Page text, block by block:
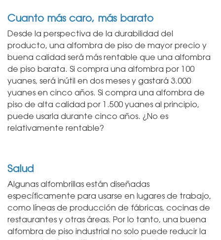
Cuanto más caro, más barato
Desde la perspectiva de la durabilidad del
producto, una alfombra de piso de mayor precio y
buena calidad será más rentable que una alfombra
de piso barata. Si compra una alfombra por 100
yuanes, será inútil en dos meses y gastará 3.000
yuanes en cinco años. Si compra una alfombra de
piso de alta calidad por 1.500 yuanes al principio,
puede usarla durante cinco años. ¿No es
relativamente rentable?
Salud
Algunas alfombrillas están diseñadas
específicamente para usarse en lugares de trabajo,
como líneas de producción de fábricas, cocinas de
restaurantes y otras áreas. Por lo tanto, una buena
alfombra de piso industrial no solo puede reducir la